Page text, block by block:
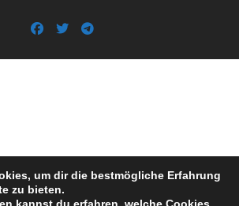
um dir die bestmögliche Erfahrung
zu bieten.